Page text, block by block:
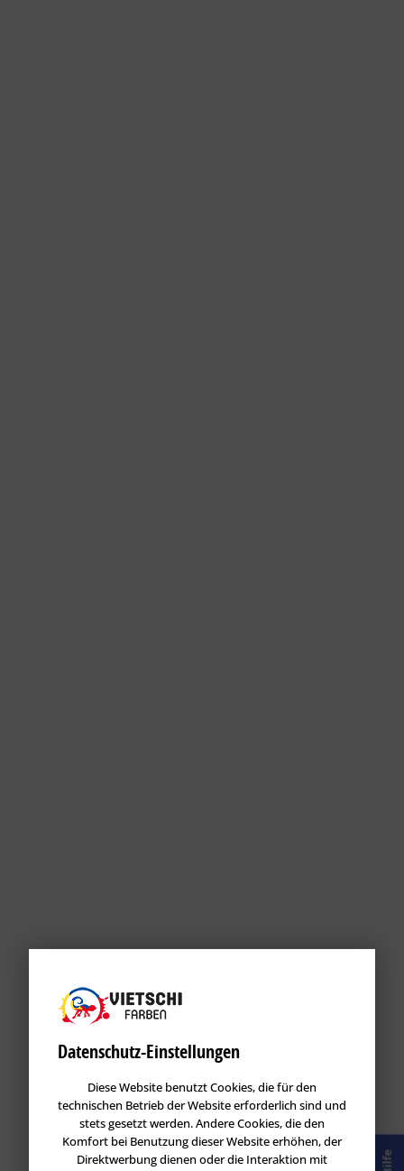
Hilfe
Datenschutz-Einstellungen
Diese Website benutzt Cookies, die für den
technischen Betrieb der Website erforderlich sind und
stets gesetzt werden. Andere Cookies, die den
Komfort bei Benutzung dieser Website erhöhen, der
Direktwerbung dienen oder die Interaktion mit